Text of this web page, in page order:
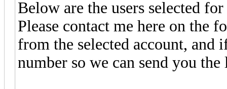
Below are the users selected
Please contact me here on the
from the selected account,
number so we can send you